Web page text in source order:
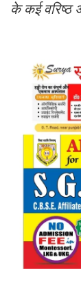
के कई वरिष्ठ